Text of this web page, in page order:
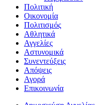
Πολιτική
Οικονομία
Πολιτισμός
Αθλητικά
Αγγελίες
Αστυνομικά
Συνεντεύξεις
Απόψεις
Αγορά
Επικοινωνία